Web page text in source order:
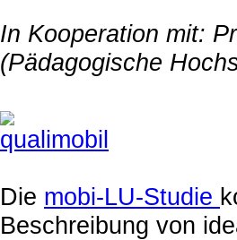
In Kooperation mit:
(Pädagogische
Die mobi-LU-Studie
Beschreibung von